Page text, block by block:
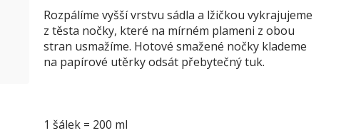
Rozpálíme vyšší vrstvu sádla a lžičkou vykrajujeme
z těsta nočky, které na mírném plameni z obou
stran usmažíme. Hotové smažené nočky klademe
na papírové utěrky odsát přebytečný tuk.
1 šálek = 200 ml